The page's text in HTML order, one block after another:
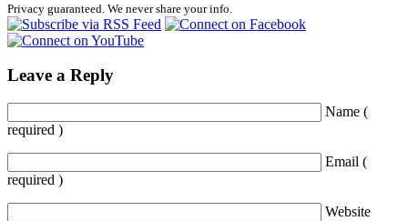
Privacy guaranteed. We never share your info.
Leave a Reply
Name (
required )
Email (
required )
Website